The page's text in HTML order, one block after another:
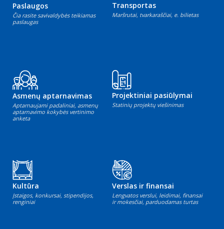
Paslaugos
Čia rasite savivaldybės teikiamas
paslaugas
Transportas
Maršrutai, tvarkaraščiai, e. bilietas
Asmenų aptarnavimas
Aptarnaujami padaliniai, asmenų
aptarnavimo kokybės vertinimo
anketa
Projektiniai pasiūlymai
Statinių projektų viešinimas
Kultūra
Įstaigos, konkursai, stipendijos,
renginiai
Verslas ir finansai
Lengvatos verslui, leidimai, finansai
ir mokesčiai, parduodamas turtas